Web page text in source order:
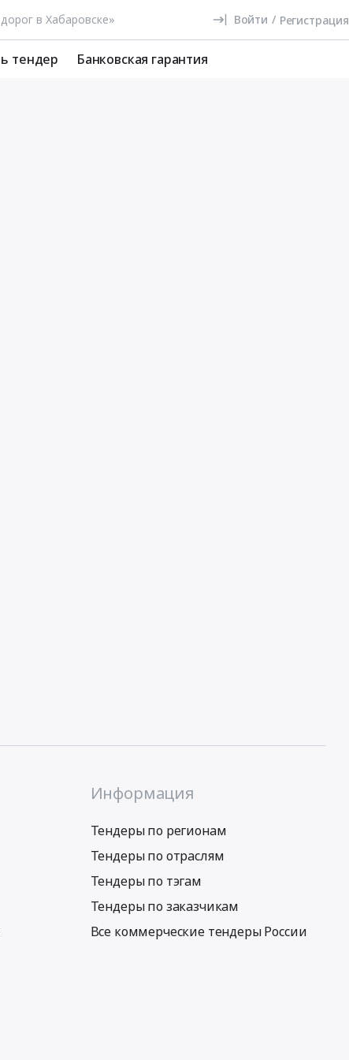
Войти / Регистрация
тендер Банковская гарантия
Информация
Тендеры по регионам
Тендеры по отраслям
Тендеры по тэгам
Тендеры по заказчикам
Все коммерческие тендеры России